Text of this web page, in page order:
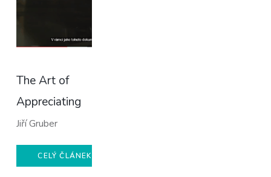
The Art of
Appreciating
Jiří Gruber
CELÝ ČLÁNEK